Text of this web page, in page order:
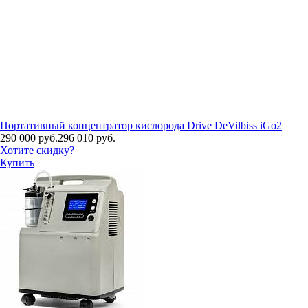
Портативный концентратор кислорода Drive DeVilbiss iGo2
290 000 руб.296 010 руб.
Хотите скидку?
Купить